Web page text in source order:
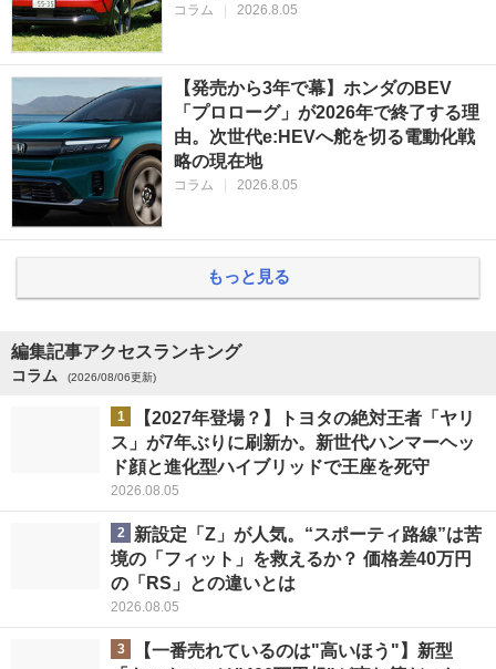
コラム | 2026.8.05
【発売から3年で幕】ホンダのBEV
「プロローグ」が2026年で終了する理
由。次世代e:HEVへ舵を切る電動化戦
略の現在地
コラム | 2026.8.05
もっと見る
編集記事アクセスランキング
コラム (2026/08/06更新)
1
【2027年登場？】トヨタの絶対王者「ヤリ
ス」が7年ぶりに刷新か。新世代ハンマーヘッ
ド顔と進化型ハイブリッドで王座を死守
2026.08.05
2
新設定「Z」が人気。“スポーティ路線”は苦
境の「フィット」を救えるか？ 価格差40万円
の「RS」との違いとは
2026.08.05
3
【一番売れているのは"高いほう"】新型